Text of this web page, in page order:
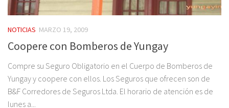
NOTICIAS MARZO 19, 2009
Coopere con Bomberos de Yungay
Compre su Seguro Obligatorio en el Cuerpo de Bomberos de
Yungay y coopere con ellos. Los Seguros que ofrecen son de
B&F Corredores de Seguros Ltda. El horario de atención es de
lunes a...